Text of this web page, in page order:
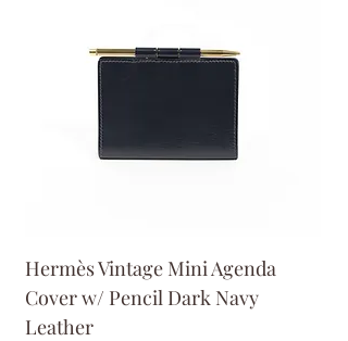
Hermès Vintage Mini Agenda
Cover w/ Pencil Dark Navy
Leather